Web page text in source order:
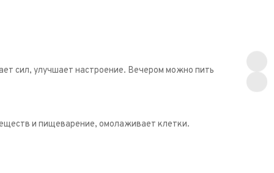
сил, улучшает настроение. Вечером можно пить
и пищеварение, омолаживает клетки.